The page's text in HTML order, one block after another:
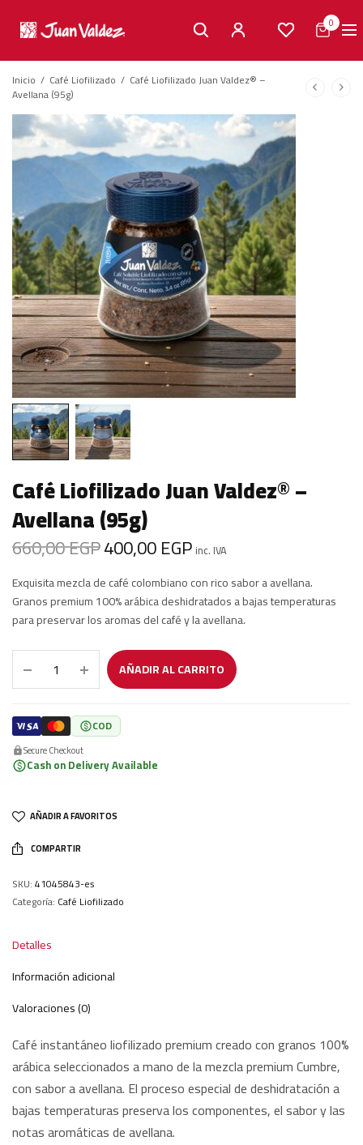
0
Inicio / Café Liofilizado / Café Liofilizado Juan Valdez® –
Avellana (95g)
Café Liofilizado Juan Valdez® –
Avellana (95g)
660,00EGPOriginal price
660,00 EGP.
400,00EGPCurrent price
400,00 EGP.
inc. IVA
Exquisita mezcla de café colombiano con rico sabor a avellana.
Granos premium 100% arábica deshidratados a bajas temperaturas
para preservar los aromas del café y la avellana.
AÑADIR AL CARRITO
COD
Secure Checkout
Cash on Delivery Available
AÑADIR A FAVORITOS
COMPARTIR
SKU:41045843-es
Categoría: Café Liofilizado
Detalles
Información adicional
Valoraciones (0)
Café instantáneo liofilizado premium creado con granos 100%
arábica seleccionados a mano de la mezcla premium Cumbre,
con sabor a avellana. El proceso especial de deshidratación a
bajas temperaturas preserva los componentes, el sabor y las
notas aromáticas de avellana.